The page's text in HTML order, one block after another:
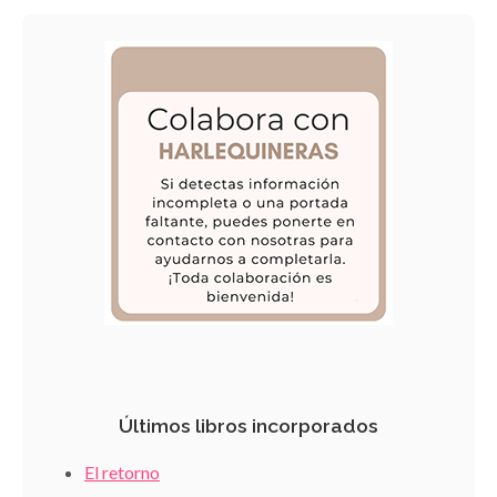
Últimos libros incorporados
El retorno